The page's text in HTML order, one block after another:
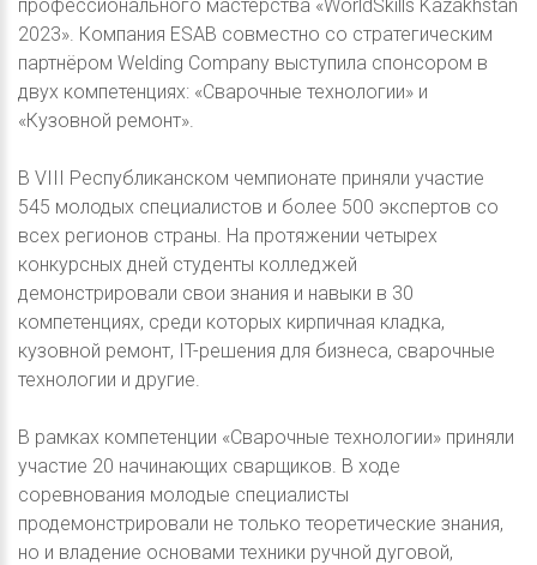
профессионального мастерства «WorldSkills Kazakhstan
2023». Компания ESAB совместно со стратегическим
партнёром Welding Company выступила спонсором в
двух компетенциях: «Сварочные технологии» и
«Кузовной ремонт».
В VIII Республиканском чемпионате приняли участие
545 молодых специалистов и более 500 экспертов со
всех регионов страны. На протяжении четырех
конкурсных дней студенты колледжей
демонстрировали свои знания и навыки в 30
компетенциях, среди которых кирпичная кладка,
кузовной ремонт, IT-решения для бизнеса, сварочные
технологии и другие.
В рамках компетенции «Сварочные технологии» приняли
участие 20 начинающих сварщиков. В ходе
соревнования молодые специалисты
продемонстрировали не только теоретические знания,
но и владение основами техники ручной дуговой,